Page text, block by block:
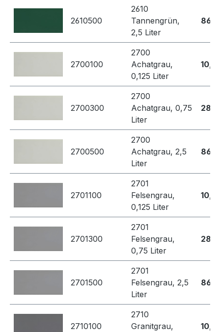
2610500
2610
Tannengrün,
2,5 Liter
2700100
2700
Achatgrau,
0,125 Liter
2700300
2700
Achatgrau, 0,75
Liter
2700500
2700
Achatgrau, 2,5
Liter
2701100
2701
Felsengrau,
0,125 Liter
2701300
2701
Felsengrau,
0,75 Liter
2701500
2701
Felsengrau, 2,5
Liter
2710100
2710
Granitgrau,